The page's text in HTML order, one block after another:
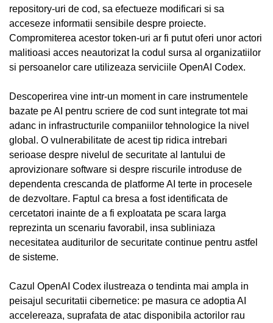
repository-uri de cod, sa efectueze modificari si sa
acceseze informatii sensibile despre proiecte.
Compromiterea acestor token-uri ar fi putut oferi unor actori
malitioasi acces neautorizat la codul sursa al organizatiilor
si persoanelor care utilizeaza serviciile OpenAI Codex.
Descoperirea vine intr-un moment in care instrumentele
bazate pe AI pentru scriere de cod sunt integrate tot mai
adanc in infrastructurile companiilor tehnologice la nivel
global. O vulnerabilitate de acest tip ridica intrebari
serioase despre nivelul de securitate al lantului de
aprovizionare software si despre riscurile introduse de
dependenta crescanda de platforme AI terte in procesele
de dezvoltare. Faptul ca bresa a fost identificata de
cercetatori inainte de a fi exploatata pe scara larga
reprezinta un scenariu favorabil, insa subliniaza
necesitatea auditurilor de securitate continue pentru astfel
de sisteme.
Cazul OpenAI Codex ilustreaza o tendinta mai ampla in
peisajul securitatii cibernetice: pe masura ce adoptia AI
accelereaza, suprafata de atac disponibila actorilor rau